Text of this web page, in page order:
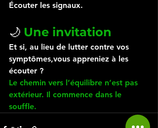
Écouter les signaux.
🌙 Une invitation
Et si, au lieu de lutter contre vos
symptômes,vous appreniez à les
écouter ?
Le chemin vers l’équilibre n’est pas
extérieur. Il commence dans le
souffle.